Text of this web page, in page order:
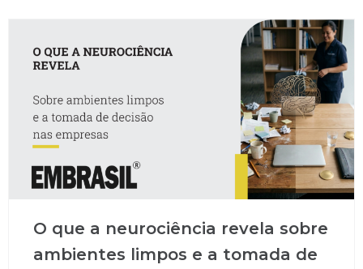
O que a neurociência revela sobre
ambientes limpos e a tomada de